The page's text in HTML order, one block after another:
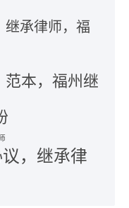
继承律师，福
范本，福州继
，继承律